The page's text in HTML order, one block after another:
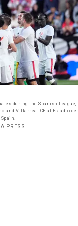
during the Spanish League,
and Villarreal CF at Estadio de
PRESS